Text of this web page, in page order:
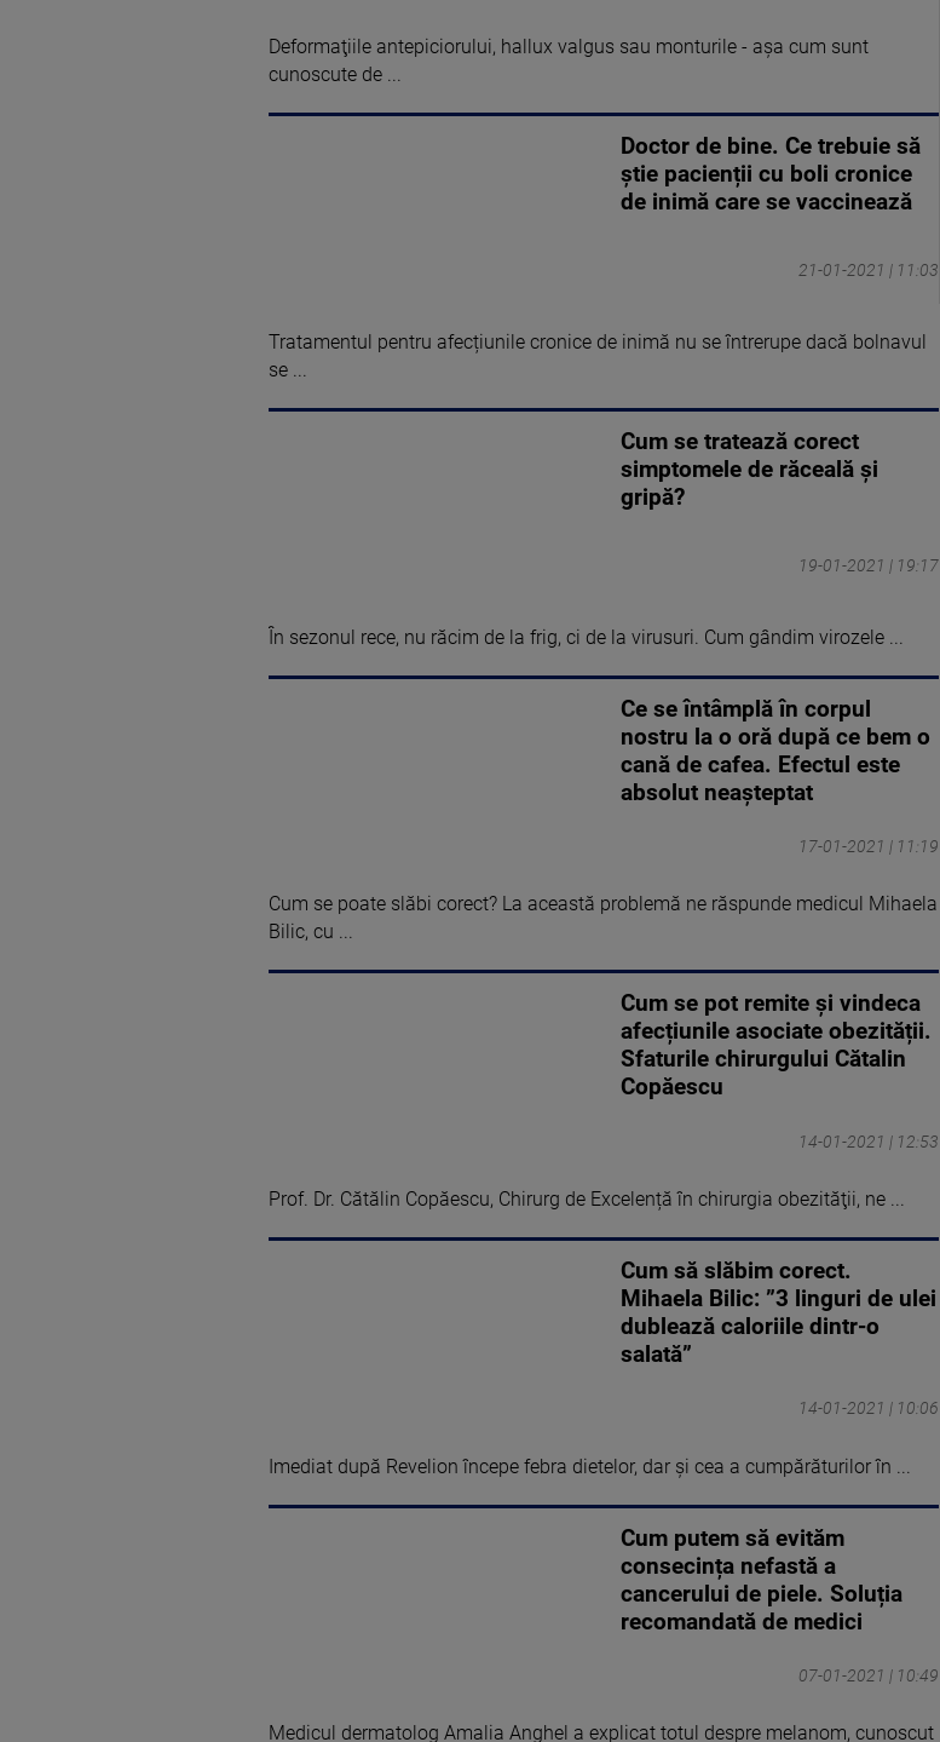
Deformaţiile antepiciorului, hallux valgus sau monturile - aşa cum sunt
cunoscute de ...
21-01-2021 | 11:03
Doctor de bine. Ce trebuie să
știe pacienții cu boli cronice
de inimă care se vaccinează
Tratamentul pentru afecțiunile cronice de inimă nu se întrerupe dacă bolnavul
se ...
19-01-2021 | 19:17
Cum se tratează corect
simptomele de răceală şi
gripă?
În sezonul rece, nu răcim de la frig, ci de la virusuri. Cum gândim virozele ...
17-01-2021 | 11:19
Ce se întâmplă în corpul
nostru la o oră după ce bem o
cană de cafea. Efectul este
absolut neaşteptat
Cum se poate slăbi corect? La această problemă ne răspunde medicul Mihaela
Bilic, cu ...
14-01-2021 | 12:53
Cum se pot remite și vindeca
afecțiunile asociate obezității.
Sfaturile chirurgului Cătalin
Copăescu
Prof. Dr. Cătălin Copăescu, Chirurg de Excelență în chirurgia obezităţii, ne ...
14-01-2021 | 10:06
Cum să slăbim corect.
Mihaela Bilic: ”3 linguri de ulei
dublează caloriile dintr-o
salată”
Imediat după Revelion începe febra dietelor, dar și cea a cumpărăturilor în ...
07-01-2021 | 10:49
Cum putem să evităm
consecința nefastă a
cancerului de piele. Soluția
recomandată de medici
Medicul dermatolog Amalia Anghel a explicat totul despre melanom, cunoscut